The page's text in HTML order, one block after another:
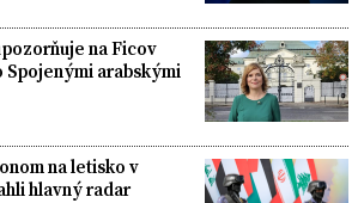
na Ficov
arabskými
na letisko v
hlavný radar